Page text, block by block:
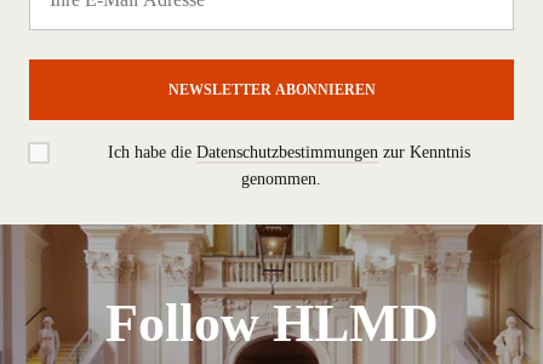
Ich habe die Datenschutzbestimmungenzur Kenntnis
genommen.
NEWSLETTER ABONNIEREN
Follow HLMD